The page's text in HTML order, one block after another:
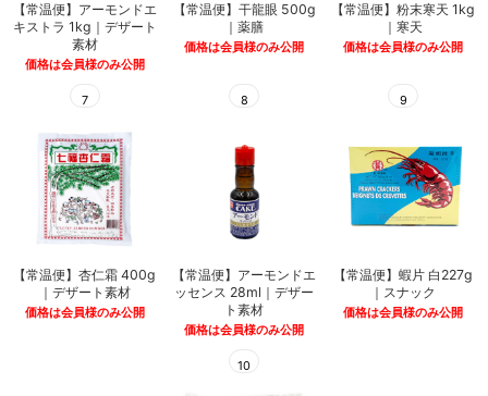
【常温便】アーモンドエ
キストラ 1kg｜デザート
素材
価格は会員様のみ公開
【常温便】干龍眼 500g
｜薬膳
価格は会員様のみ公開
【常温便】粉末寒天 1kg
｜寒天
価格は会員様のみ公開
7
【常温便】杏仁霜 400g
｜デザート素材
価格は会員様のみ公開
8
【常温便】アーモンドエ
ッセンス 28ml｜デザー
ト素材
価格は会員様のみ公開
9
【常温便】蝦片 白227g
｜スナック
価格は会員様のみ公開
10